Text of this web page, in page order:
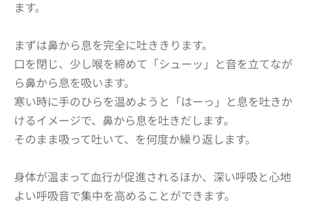
ます。
まずは鼻から息を完全に吐ききります。
口を閉じ、少し喉を締めて「シューッ」と音を立てなが
ら鼻から息を吸います。
寒い時に手のひらを温めようと「はーっ」と息を吐きか
けるイメージで、鼻から息を吐きだします。
そのまま吸って吐いて、を何度か繰り返します。
身体が温まって血行が促進されるほか、深い呼吸と心地
よい呼吸音で集中を高めることができます。